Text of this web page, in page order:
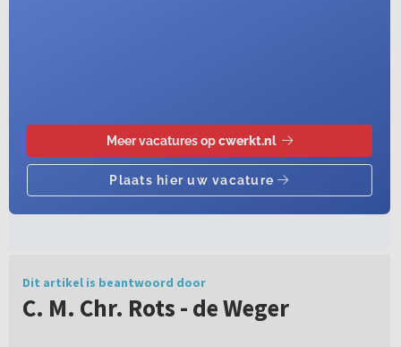
Dit artikel is beantwoord door
C. M. Chr. Rots - de Weger